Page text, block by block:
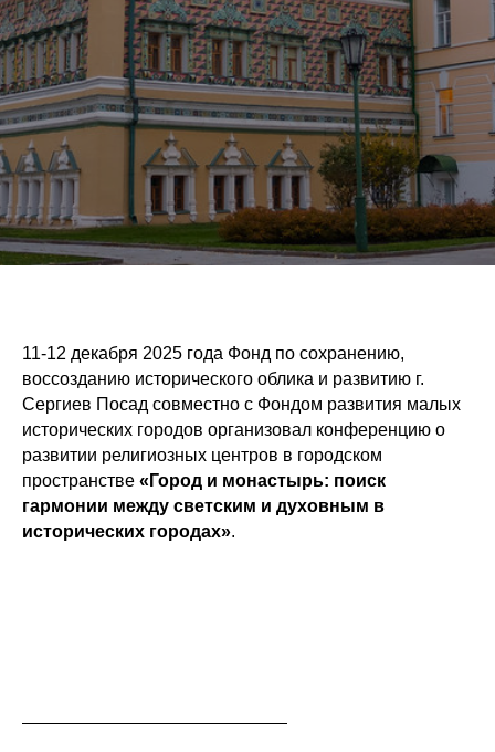
11-12 декабря 2025 года Фонд по сохранению,
воссозданию исторического облика и развитию г.
Сергиев Посад совместно с Фондом развития малых
исторических городов организовал конференцию о
развитии религиозных центров в городском
пространстве «Город и монастырь: поиск
гармонии между светским и духовным в
исторических городах».